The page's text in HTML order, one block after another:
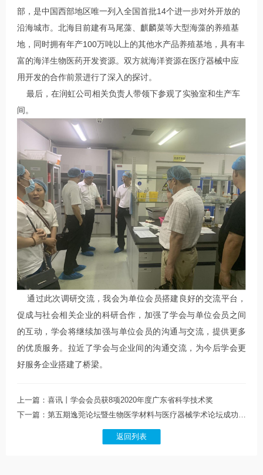
部，是中国西部地区唯一列入全国首批14个进一步对外开放的
沿海城市。北海目前建有马尾藻、麒麟菜等大型海藻的养殖基
地，同时拥有年产100万吨以上的其他水产品养殖基地，具有丰
富的海洋生物医药开发资源。双方就海洋资源在医疗器械中应
用开发的合作前景进行了深入的探讨。
最后，在润虹公司相关负责人带领下参观了实验室和生产车
间。
通过此次调研交流，我会为单位会员搭建良好的交流平台，
促成与社会相关企业的科研合作，加强了学会与单位会员之间
的互动，学会将继续加强与单位会员的沟通与交流，提供更多
的优质服务。拉近了学会与企业间的沟通交流，为今后学会更
好服务企业搭建了桥梁。
上一篇：喜讯丨学会会员获8项2020年度广东省科学技术奖
下一篇：第五期逸莞论坛暨生物医学材料与医疗器械学术论坛成功召开
返回列表